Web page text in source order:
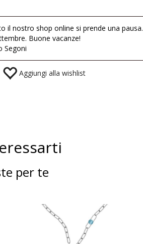
il nostro shop online si prende una pausa.
Buone vacanze!
Segoni
Aggiungi alla wishlist
per te